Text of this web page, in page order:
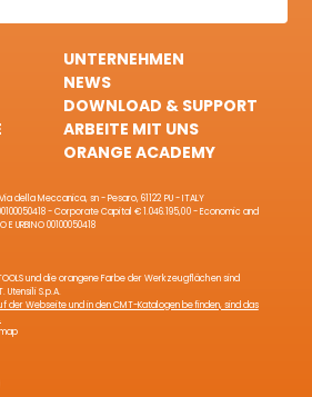
UNTERNEHMEN
NEWS
DOWNLOAD & SUPPORT
ARBEITE MIT UNS
ORANGE ACADEMY
della Meccanica, sn - Pesaro, 61122 PU - ITALY
- Corporate Capital € 1.046.195,00 - Economic and
URBINO 00100050418
und die orangene Farbe der Werkzeugflächen sind
Utensili S.p.A.
der Webseite und in den CMT-Katalogen befinden, sind das